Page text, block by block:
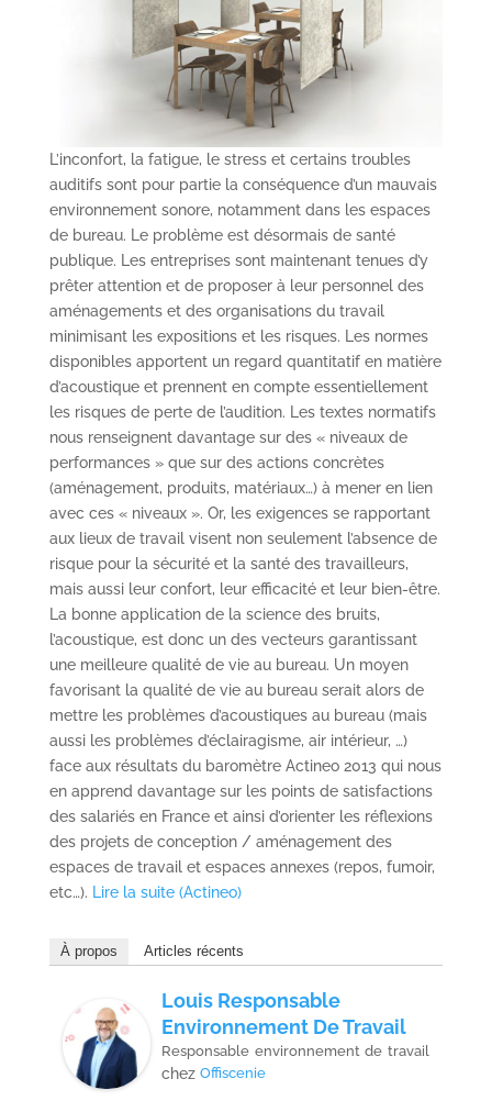
L’inconfort, la fatigue, le stress et certains troubles
auditifs sont pour partie la conséquence d’un mauvais
environnement sonore, notamment dans les espaces
de bureau. Le problème est désormais de santé
publique. Les entreprises sont maintenant tenues d’y
prêter attention et de proposer à leur personnel des
aménagements et des organisations du travail
minimisant les expositions et les risques. Les normes
disponibles apportent un regard quantitatif en matière
d’acoustique et prennent en compte essentiellement
les risques de perte de l’audition. Les textes normatifs
nous renseignent davantage sur des « niveaux de
performances » que sur des actions concrètes
(aménagement, produits, matériaux…) à mener en lien
avec ces « niveaux ». Or, les exigences se rapportant
aux lieux de travail visent non seulement l’absence de
risque pour la sécurité et la santé des travailleurs,
mais aussi leur confort, leur efficacité et leur bien-être.
La bonne application de la science des bruits,
l’acoustique, est donc un des vecteurs garantissant
une meilleure qualité de vie au bureau. Un moyen
favorisant la qualité de vie au bureau serait alors de
mettre les problèmes d’acoustiques au bureau (mais
aussi les problèmes d’éclairagisme, air intérieur, …)
face aux résultats du baromètre Actineo 2013 qui nous
en apprend davantage sur les points de satisfactions
des salariés en France et ainsi d’orienter les réflexions
des projets de conception / aménagement des
espaces de travail et espaces annexes (repos, fumoir,
etc…). Lire la suite (Actineo)
À propos Articles récents
Louis Responsable
Environnement De Travail
Responsable environnement de travail
chez Offiscenie